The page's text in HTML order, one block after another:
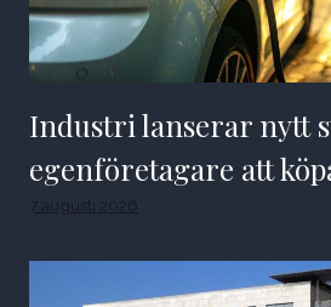
Industri lanserar nytt
egenföretagare att
7 augusti 2026